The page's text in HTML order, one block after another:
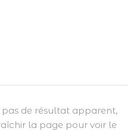
pas de résultat apparent,
la page pour voir le